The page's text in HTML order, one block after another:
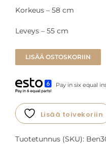
Korkeus – 58 cm
Leveys – 55 cm
LISÄÄ OSTOSKORIIN
Pay in six equal
Lisää toivekoriin
Tuotetunnus (SKU):